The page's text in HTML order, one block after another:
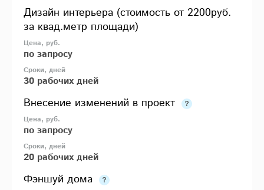
Дизайн интерьера (стоимость от 2200руб.
за квад.метр площади)
по запросу
30 рабочих дней
Внесение изменений в проект
по запросу
20 рабочих дней
Фэншуй дома